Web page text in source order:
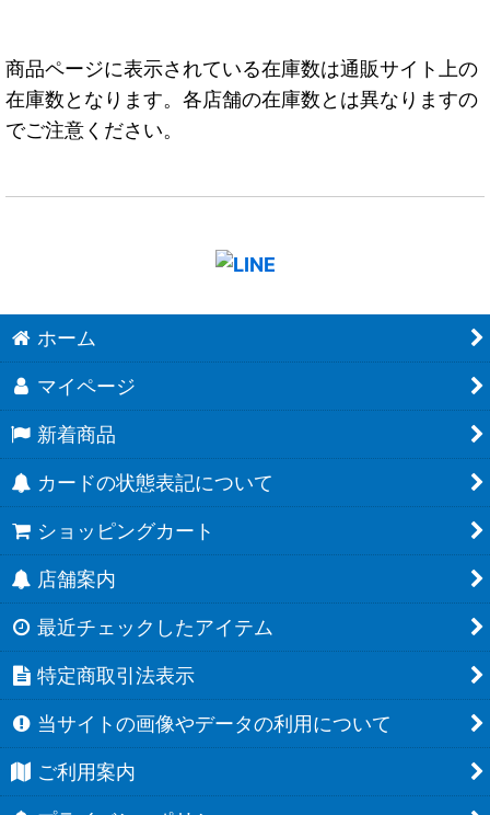
商品ページに表示されている在庫数は通販サイト上の
在庫数となります。各店舗の在庫数とは異なりますの
でご注意ください。
ホーム
マイページ
新着商品
カードの状態表記について
ショッピングカート
店舗案内
最近チェックしたアイテム
特定商取引法表示
当サイトの画像やデータの利用について
ご利用案内